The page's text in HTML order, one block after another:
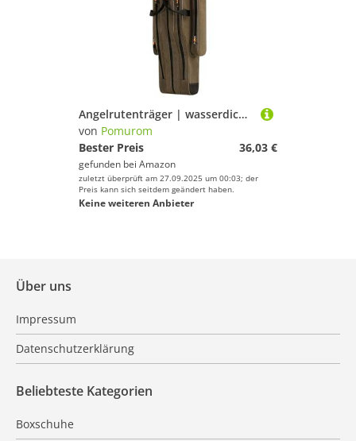
Angelrutenträger | wasserdichte Angelausrüstung-Tragetasche, Canvas-Ruten-Organizer, Outdoor-Tragetasche für Ausrüstung und Ausrüstung, 80 cm., Refer to description, Unisex
von Pomurom
Bester Preis
36,03 €
gefunden bei Amazon
zuletzt überprüft am 27.09.2025 um 00:03; der
Preis kann sich seitdem geändert haben.
Keine weiteren Anbieter
Über uns
Impressum
Datenschutzerklärung
Beliebteste Kategorien
Boxschuhe